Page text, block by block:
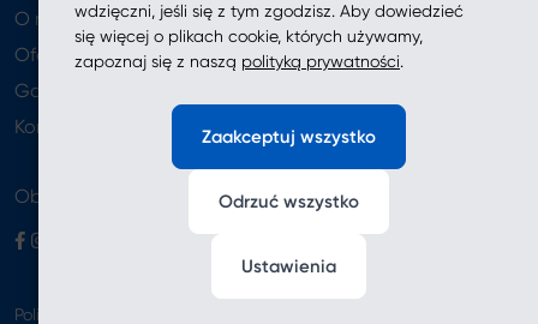
wdzięczni, jeśli się z tym zgodzisz. Aby dowiedzieć
się więcej o plikach cookie, których używamy,
zapoznaj się z naszą polityką prywatności.
Zaakceptuj wszystko
Odrzuć wszystko
Ustawienia
O nas
Oferta
Aktualności
Gdzie kupić
Kontakt
Obserwuj nas
Polityka prywatności